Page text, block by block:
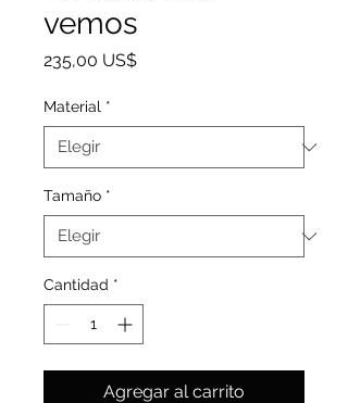
vemos
235,00 US$Precio
Material *
Tamaño *
Cantidad *
Agregar al carrito